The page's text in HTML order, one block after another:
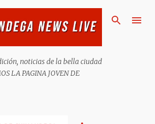
noticias de la bella ciudad
LA PAGINA JOVEN DE